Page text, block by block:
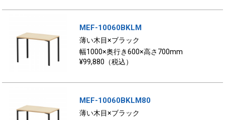
MEF-10060BKLM
薄い木目×ブラック
幅1000×奥行き600×高さ700mm
¥99,880（税込）
MEF-10060BKLM80
薄い木目×ブラック